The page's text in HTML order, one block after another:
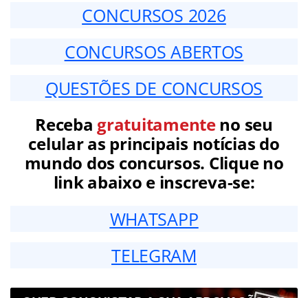
CONCURSOS 2026
CONCURSOS ABERTOS
QUESTÕES DE CONCURSOS
Receba gratuitamenteno seu
celular as principais notícias do
mundo dos concursos. Clique no
link abaixo e inscreva-se:
WHATSAPP
TELEGRAM